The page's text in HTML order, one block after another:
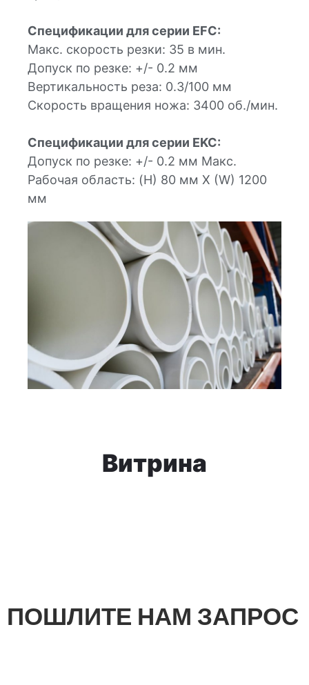
Спецификации для серии EFC:
Макс. скорость резки: 35 в мин.
Допуск по резке: +/- 0.2 мм
Вертикальность реза: 0.3/100 мм
Скорость вращения ножа: 3400 об./мин.
Спецификации для серии EKC:
Допуск по резке: +/- 0.2 мм Макс.
Рабочая область: (H) 80 мм Х (W) 1200
мм
Витрина
ПОШЛИТЕ НАМ ЗАПРОС